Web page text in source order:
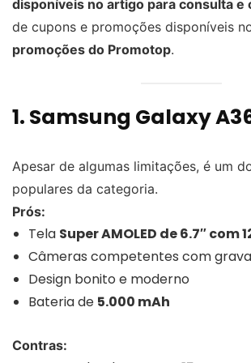
disponíveis no artigo para consulta e
de cupons e promoções disponíveis
promoções do Promotop.
1. Samsung Galaxy
Apesar de algumas limitações, é um
populares da categoria.
Prós:
Tela Super AMOLED de 6.7″ com
Câmeras competentes com
Design bonito e moderno
Bateria de 5.000 mAh
Contras: